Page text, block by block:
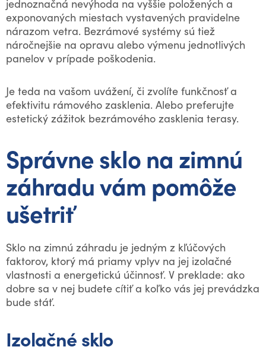
jednoznačná nevýhoda na vyššie položených a
exponovaných miestach vystavených pravidelne
nárazom vetra. Bezrámové systémy sú tiež
náročnejšie na opravu alebo výmenu jednotlivých
panelov v prípade poškodenia.
Je teda na vašom uvážení, či zvolíte funkčnosť a
efektivitu rámového zasklenia. Alebo preferujte
estetický zážitok bezrámového zasklenia terasy.
Správne sklo na zimnú
záhradu vám pomôže
ušetriť
Sklo na zimnú záhradu je jedným z kľúčových
faktorov, ktorý má priamy vplyv na jej izolačné
vlastnosti a energetickú účinnosť. V preklade: ako
dobre sa v nej budete cítiť a koľko vás jej prevádzka
bude stáť.
Izolačné sklo